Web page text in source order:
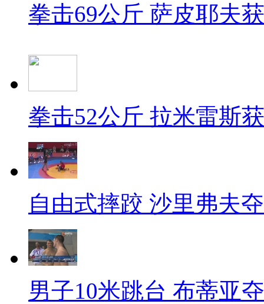
拳击69公斤 萨皮耶夫
拳击52公斤 拉米雷斯
自由式摔跤 沙里弗夫
男子10米跳台 布蒂亚